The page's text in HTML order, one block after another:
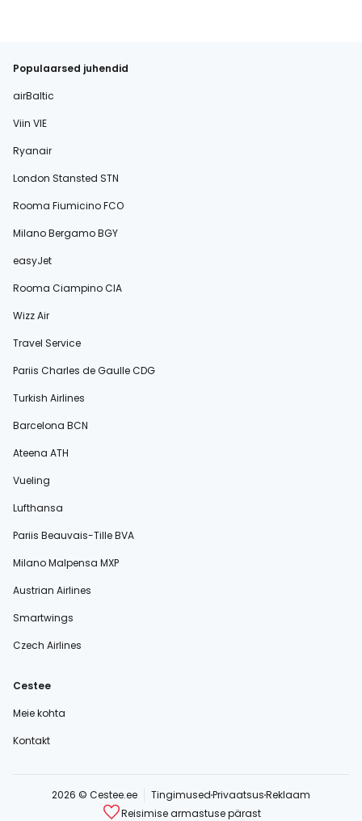
Populaarsed juhendid
airBaltic
Viin VIE
Ryanair
London Stansted STN
Rooma Fiumicino FCO
Milano Bergamo BGY
easyJet
Rooma Ciampino CIA
Wizz Air
Travel Service
Pariis Charles de Gaulle CDG
Turkish Airlines
Barcelona BCN
Ateena ATH
Vueling
Lufthansa
Pariis Beauvais-Tille BVA
Milano Malpensa MXP
Austrian Airlines
Smartwings
Czech Airlines
Cestee
Meie kohta
Kontakt
2026 © Cestee.ee TingimusedPrivaatsusReklaam
Reisimise armastuse pärast